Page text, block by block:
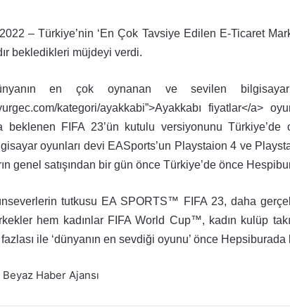
– Türkiye’nin ‘En Çok Tavsiye Edilen E-Ticaret
bekledikleri müjdeyi verdi.
en çok oynanan ve sevilen bilgisayar
kategori/ayakkabi”>Ayakkabı fiyatlar</a>
beklenen FIFA 23’ün kutulu versiyonunu
oyunları devi EASports’un Playstaion 4 ve
genel satışından bir gün önce Türkiye’de önce
tutkusu EA SPORTS™ FIFA 23, daha
hem kadınlar FIFA World Cup™, kadın kulüp
ile ‘dünyanın en sevdiği oyunu’ önce Hepsiburada
Haber Ajansı